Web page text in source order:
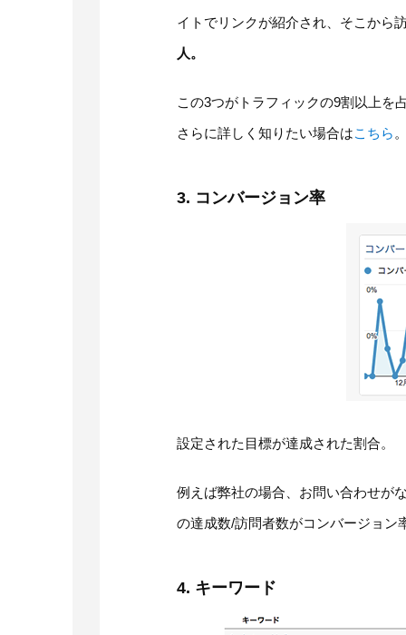
イトでリンクが紹介され、そこから
人。
この3つがトラフィックの9割以上を
さらに詳しく知りたい場合はこちら
3. コンバージョン率
設定された目標が達成された割合。
例えば弊社の場合、お問い合わせが
の達成数/訪問者数がコンバージョン
4. キーワード